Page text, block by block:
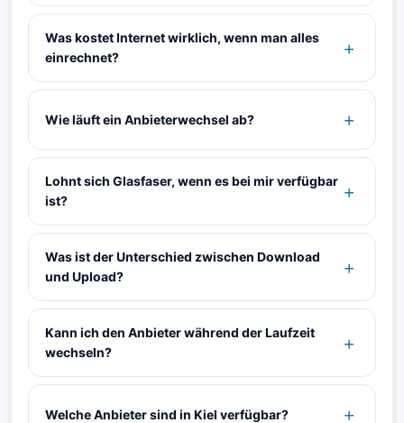
Was kostet Internet wirklich, wenn man alles
einrechnet?
Wie läuft ein Anbieterwechsel ab?
Lohnt sich Glasfaser, wenn es bei mir verfügbar
ist?
Was ist der Unterschied zwischen Download
und Upload?
Kann ich den Anbieter während der Laufzeit
wechseln?
Welche Anbieter sind in Kiel verfügbar?